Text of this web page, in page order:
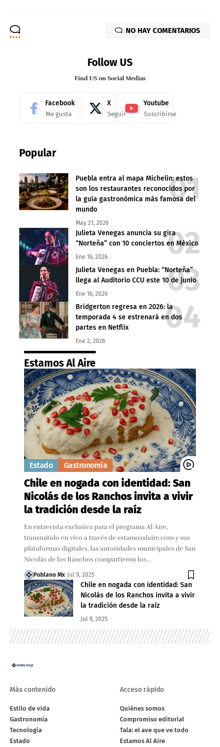
NO HAY COMENTARIOS
Follow US
Find US on Social Medias
Facebook
Me gusta
X
Seguir
Youtube
Suscribirse
Popular
Puebla entra al mapa Michelin: estos
son los restaurantes reconocidos por
la guía gastronómica más famosa del
mundo
May 21, 2026
Julieta Venegas anuncia su gira
“Norteña” con 10 conciertos en México
Ene 16, 2026
Julieta Venegas en Puebla: “Norteña”
llega al Auditorio CCU este 10 de junio
Ene 16, 2026
Bridgerton regresa en 2026: la
temporada 4 se estrenará en dos
partes en Netflix
Ene 2, 2026
Estamos Al Aire
Estado Gastronomía
Chile en nogada con identidad: San
Nicolás de los Ranchos invita a vivir
la tradición desde la raíz
En entrevista exclusiva para el programa Al Aire,
transmitido en vivo a través de estamosalaire.com y sus
plataformas digitales, las autoridades municipales de San
Nicolás de los Ranchos compartieron los…
Poblano Mx Jul 9, 2025
Chile en nogada con identidad: San
Nicolás de los Ranchos invita a vivir
la tradición desde la raíz
Jul 9, 2025
Más contenido
Estilo de vida
Gastronomía
Tecnología
Estado
Acceso rápido
Quiénes somos
Compromiso editorial
Tala: el ave que ve todo
Estamos Al Aire